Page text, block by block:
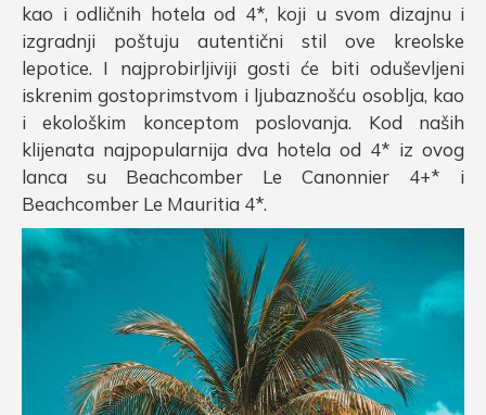
kao i odličnih hotela od 4*, koji u svom dizajnu i
izgradnji poštuju autentični stil ove kreolske
lepotice. I najprobirljiviji gosti će biti oduševljeni
iskrenim gostoprimstvom i ljubaznošću osoblja, kao
i ekološkim konceptom poslovanja. Kod naših
klijenata najpopularnija dva hotela od 4* iz ovog
lanca su Beachcomber Le Canonnier 4+* i
Beachcomber Le Mauritia 4*.